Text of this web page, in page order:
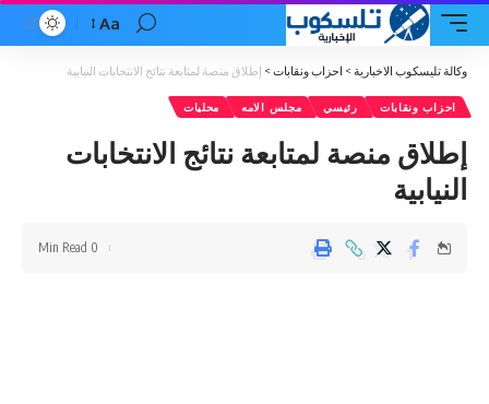
Font
Resizer
Aa
وكالة تليسكوب الاخبارية > احزاب ونقابات > إطلاق منصة لمتابعة نتائج الانتخابات النيابية
احزاب ونقابات رئيسي مجلس الامه محليات
إطلاق منصة لمتابعة نتائج الانتخابات
النيابية
0 Min Read